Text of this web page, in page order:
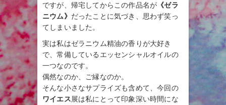
ですが、帰宅してからこの作品名が 《ゼラ
ニウム》 だったことに気づき、思わず笑っ
てしまいました。
実は私はゼラニウム精油の香りが大好き
で、常備しているエッセンシャルオイルの
一つなのです。
偶然なのか、ご縁なのか。
そんな小さなサプライズも含めて、今回の
ワイエス展は私にとって印象深い時間にな